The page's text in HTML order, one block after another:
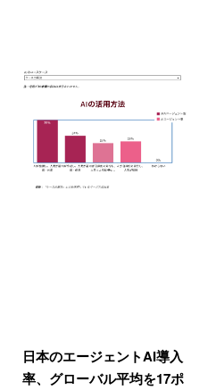
日本のエージェントAI導入
率、グローバル平均を17ポ